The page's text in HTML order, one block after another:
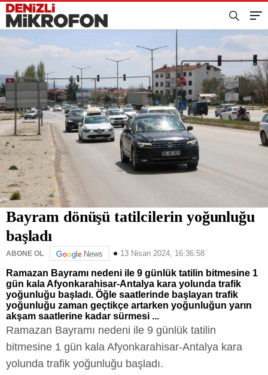
Bayram dönüşü tatilcilerin yoğunluğu
başladı
ABONE OL News 13 Nisan 2024, 16:36:58
Ramazan Bayramı nedeni ile 9 günlük tatilin bitmesine 1
gün kala Afyonkarahisar-Antalya kara yolunda trafik
yoğunluğu başladı. Öğle saatlerinde başlayan trafik
yoğunluğu zaman geçtikçe artarken yoğunluğun yarın
akşam saatlerine kadar sürmesi ...
Ramazan Bayramı nedeni ile 9 günlük tatilin
bitmesine 1 gün kala Afyonkarahisar-Antalya kara
yolunda trafik yoğunluğu başladı.